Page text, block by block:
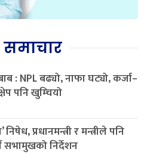
समाचार
: NPL बढ्यो, नाफा घट्यो, कर्जा–
पनि खुम्चियो
प्रधानमन्त्री र मन्त्रीले पनि
सभामुखको निर्देशन